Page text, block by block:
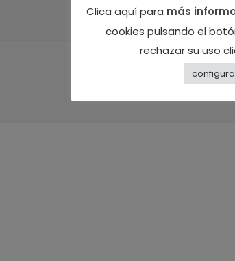
Clica aquí para más
cookies pulsando el
rechazar su uso